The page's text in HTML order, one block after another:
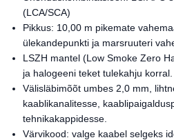
(LCA/SCA)
Pikkus: 10,00 m pikemate
ülekandepunkti ja marsruuteri
LSZH mantel (Low Smoke Zero
ja halogeeni teket tulekahju korral.
Välisläbimõõt umbes 2,0 mm,
kaablikanalitesse,
tehnikakappidesse.
Värvikood: valge kaabel selgeks